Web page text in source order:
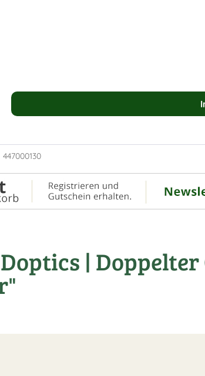
447000130
|